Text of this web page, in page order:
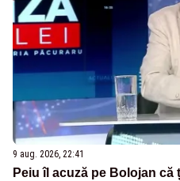
9 aug. 2026, 22:41
Peiu îl acuză pe Bolojan că